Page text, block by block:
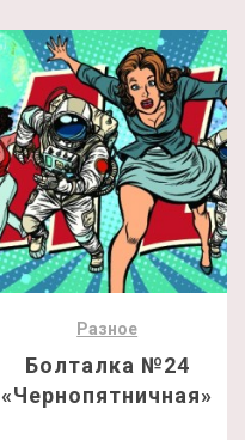
Разное
Болталка №24
«Чернопятничная»